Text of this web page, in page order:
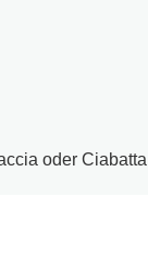
oder